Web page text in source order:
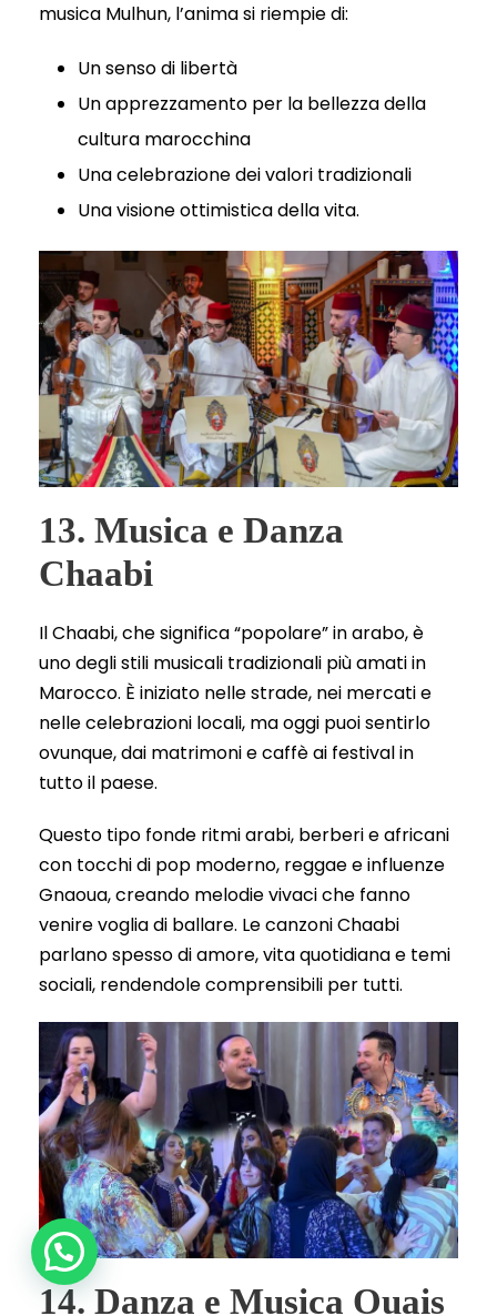
musica Mulhun, l’anima si riempie di:
Un senso di libertà
Un apprezzamento per la bellezza della
cultura marocchina
Una celebrazione dei valori tradizionali
Una visione ottimistica della vita.
13. Musica e Danza
Chaabi
Il Chaabi, che significa “popolare” in arabo, è
uno degli stili musicali tradizionali più amati in
Marocco. È iniziato nelle strade, nei mercati e
nelle celebrazioni locali, ma oggi puoi sentirlo
ovunque, dai matrimoni e caffè ai festival in
tutto il paese.
Questo tipo fonde ritmi arabi, berberi e africani
con tocchi di pop moderno, reggae e influenze
Gnaoua, creando melodie vivaci che fanno
venire voglia di ballare. Le canzoni Chaabi
parlano spesso di amore, vita quotidiana e temi
sociali, rendendole comprensibili per tutti.
14. Danza e Musica Ouais